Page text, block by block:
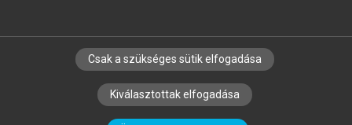
SZERZŐKNEK CÉGEKNEK KÖNYVTÁROSOKNAK
SZERKESZTÉSI ÉS LEKTORÁLÁSI ALAPELVEK
Csak a szükséges sütik elfogadása
Kiválasztottak elfogadása